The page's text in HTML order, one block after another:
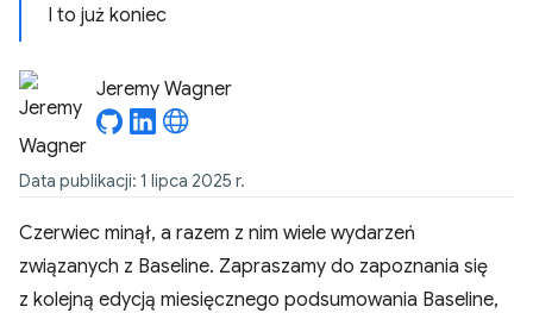
I to już koniec
Jeremy Wagner
Data publikacji: 1 lipca 2025 r.
Czerwiec minął, a razem z nim wiele wydarzeń
związanych z Baseline. Zapraszamy do zapoznania się
z kolejną edycją miesięcznego podsumowania Baseline,